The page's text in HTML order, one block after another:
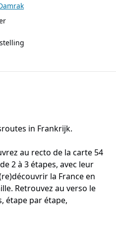
in Frankrijk.
au recto de la carte 54
2 à 3 étapes, avec leur
la France en
Retrouvez au verso le
étape par étape,
Sans oublier le tracé GPX